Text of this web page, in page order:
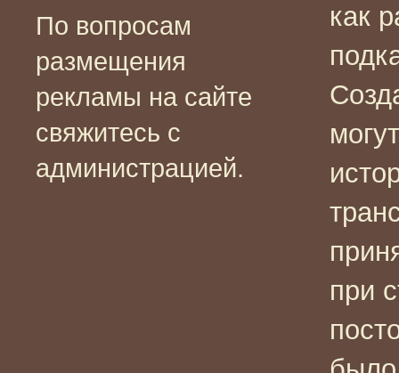
По вопросам
размещения
рекламы на сайте
свяжитесь с
администрацией.
как
при